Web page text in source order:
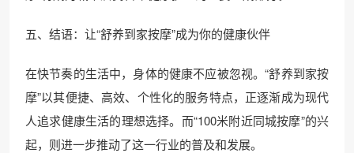
五、结语：让“舒养到家按摩”成为你的健康伙伴
在快节奏的生活中，身体的健康不应被忽视。“舒养到家按
摩”以其便捷、高效、个性化的服务特点，正逐渐成为现代
人追求健康生活的理想选择。而“100米附近同城按摩”的兴
起，则进一步推动了这一行业的普及和发展。